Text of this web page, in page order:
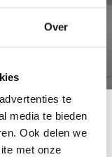
Over
te
media te bieden
Ook delen we
met onze